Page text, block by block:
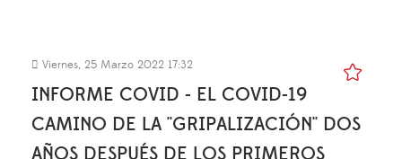
Viernes, 25 Marzo 2022 17:32
INFORME COVID - EL COVID-19
CAMINO DE LA ''GRIPALIZACIÓN'' DOS
AÑOS DESPUÉS DE LOS PRIMEROS